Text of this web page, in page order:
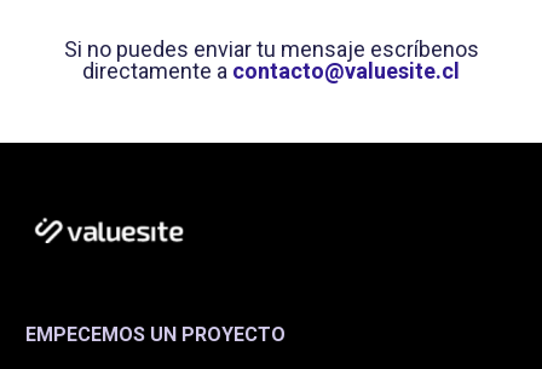
Si no puedes enviar tu mensaje escríbenos
directamente a contacto@valuesite.cl
EMPECEMOS UN PROYECTO